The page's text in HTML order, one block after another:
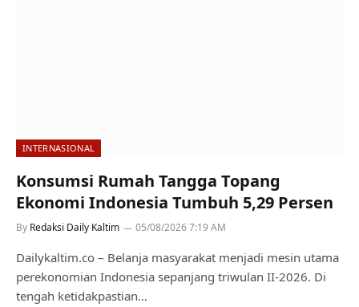
INTERNASIONAL
Konsumsi Rumah Tangga Topang
Ekonomi Indonesia Tumbuh 5,29 Persen
By Redaksi Daily Kaltim 05/08/2026 7:19 AM
Dailykaltim.co – Belanja masyarakat menjadi mesin utama
perekonomian Indonesia sepanjang triwulan II-2026. Di
tengah ketidakpastian…